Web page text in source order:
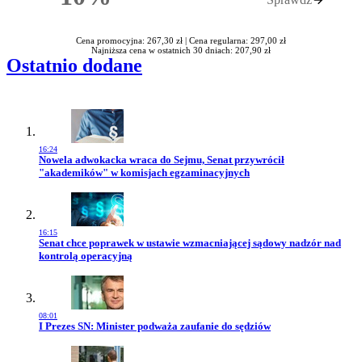
Rabatu
Cena promocyjna: 267,30 zł | Cena regularna: 297,00 zł
Najniższa cena w ostatnich 30 dniach: 207,90 zł
Ostatnio dodane
16:24
Przejdź do artykułu:
Nowela adwokacka wraca do Sejmu, Senat przywrócił
"akademików" w komisjach egzaminacyjnych
16:15
Przejdź do artykułu:
Senat chce poprawek w ustawie wzmacniającej sądowy nadzór nad
kontrolą operacyjną
08:01
Przejdź do artykułu:
I Prezes SN: Minister podważa zaufanie do sędziów